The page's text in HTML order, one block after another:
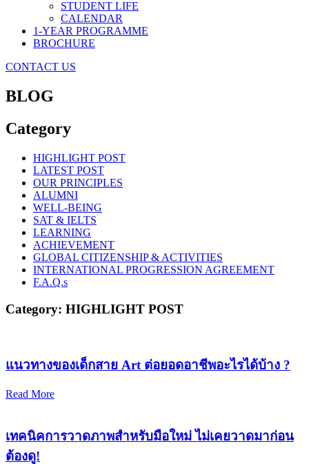
STUDENT LIFE
CALENDAR
1-YEAR PROGRAMME
BROCHURE
CONTACT US
BLOG
Category
HIGHLIGHT POST
LATEST POST
OUR PRINCIPLES
ALUMNI
WELL-BEING
SAT & IELTS
LEARNING
ACHIEVEMENT
GLOBAL CITIZENSHIP & ACTIVITIES
INTERNATIONAL PROGRESSION AGREEMENT
F.A.Q.s
Category: HIGHLIGHT POST
แนวทางของเด็กสาย Art ต่อยอดอาชีพอะไรได้บ้าง ?
Read More
เทคนิคการวาดภาพสำหรับมือใหม่ ไม่เคยวาดมาก่อน
ต้องดู!